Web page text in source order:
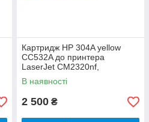
Картридж HP 304A yellow
CC532A до принтера
LaserJet CM2320nf,
CM2320fxi, CP2025dn,
CP2025n
В наявності
2 500 ₴